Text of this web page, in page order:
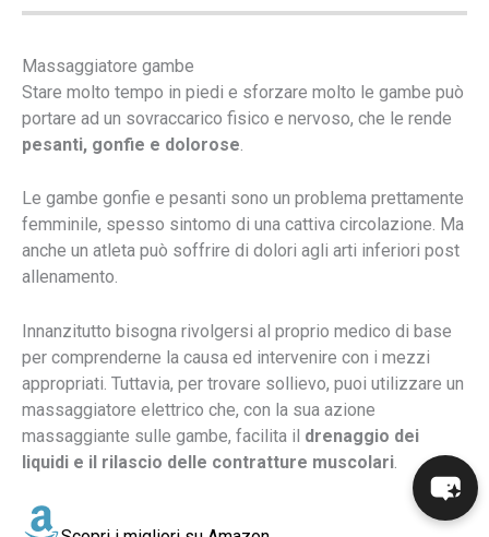
Massaggiatore gambe
Stare molto tempo in piedi e sforzare molto le gambe può
portare ad un sovraccarico fisico e nervoso, che le rende
pesanti, gonfie e dolorose
Le gambe gonfie e pesanti sono un problema prettamente
femminile, spesso sintomo di una cattiva circolazione. Ma
anche un atleta può soffrire di dolori agli arti inferiori post
allenamento.
Innanzitutto bisogna rivolgersi al proprio medico di base
per comprenderne la causa ed intervenire con i mezzi
appropriati. Tuttavia, per trovare sollievo, puoi utilizzare un
massaggiatore elettrico che, con la sua azione
massaggiante sulle gambe, facilita il drenaggio dei
liquidi e il rilascio delle contratture muscolari.